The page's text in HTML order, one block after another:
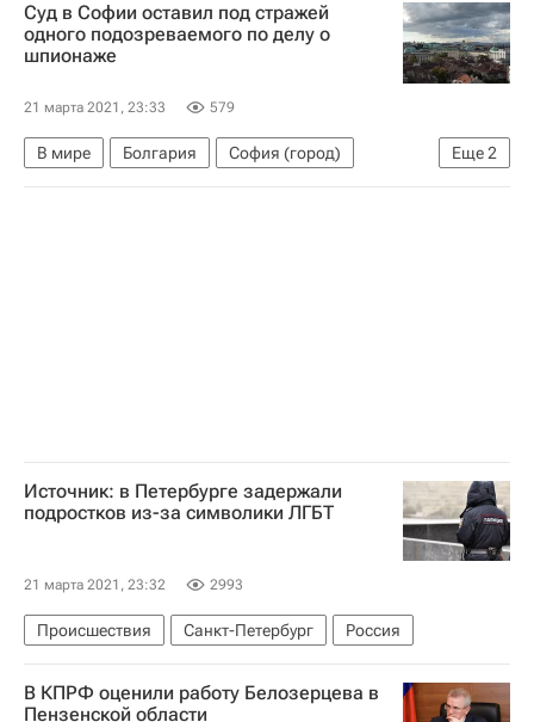
Минобороны Турции
Суд в Софии оставил под стражей
одного подозреваемого по делу о
шпионаже
21 марта 2021, 23:33 579
Еще2
В мире Болгария
София (город)
Бойко Борисов
НАТО
Источник: в Петербурге задержали
подростков из-за символики ЛГБТ
21 марта 2021, 23:32 2993
Происшествия Санкт-Петербург Россия
В КПРФ оценили работу Белозерцева в
Пензенской области